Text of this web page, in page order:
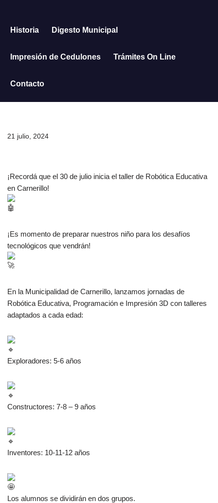
Saltar
Historia Digesto Municipal
Impresión de Cedulones Trámites On Line
Contacto
21 julio, 2024
¡Recordá que el 30 de julio inicia el taller de Robótica Educativa
en Carnerillo!
¡Es momento de preparar nuestros niño para los desafíos
tecnológicos que vendrán!
En la Municipalidad de Carnerillo, lanzamos jornadas de
Robótica Educativa, Programación e Impresión 3D con talleres
adaptados a cada edad:
Exploradores: 5-6 años
Constructores: 7-8 – 9 años
Inventores: 10-11-12 años
Los alumnos se dividirán en dos grupos.